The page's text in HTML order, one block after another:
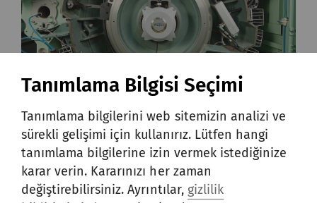
CGC monitors the carding gap continuously and
contact-free by detecting the distance between
needle tips and cylinder clothing.
Tanımlama Bilgisi Seçimi
Tanımlama bilgilerini web sitemizin analizi ve
sürekli gelişimi için kullanırız. Lütfen hangi
tanımlama bilgilerine izin vermek istediğinize
karar verin. Kararınızı her zaman
değiştirebilirsiniz. Ayrıntılar, gizlilik